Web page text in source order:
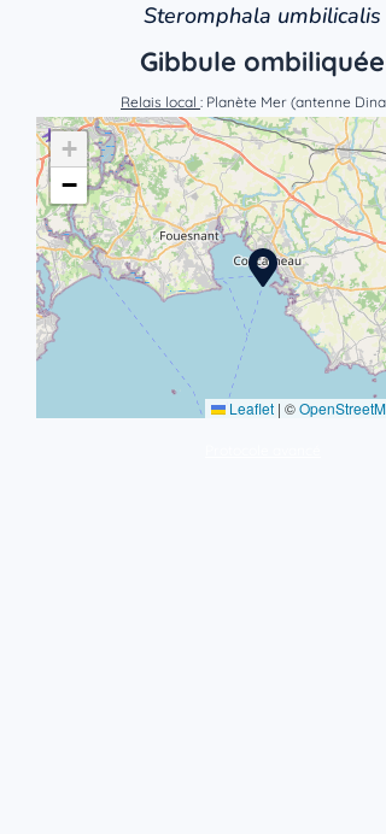
Steromphala umbilicalis
Gibbule ombiliquée
Relais local : Planète Mer (antenne
+
−
Leaflet | ©